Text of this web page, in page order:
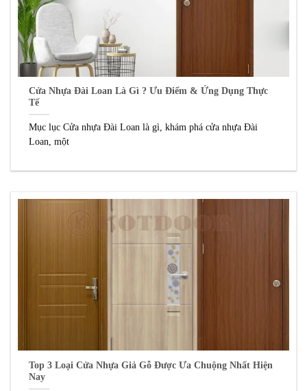
Cửa Nhựa Đài Loan Là Gì ? Ưu Điểm & Ứng Dụng Thực
Tế
Mục lục Cửa nhựa Đài Loan là gì, khám phá cửa nhựa Đài
Loan, một
Top 3 Loại Cửa Nhựa Giả Gỗ Được Ưa Chuộng Nhất Hiện
Nay